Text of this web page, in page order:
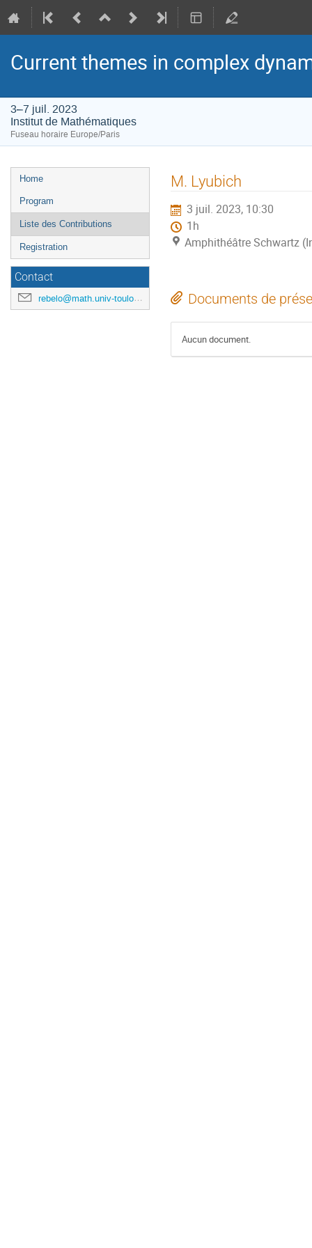
Current themes in complex
3–7 juil. 2023
Institut de Mathématiques
Fuseau horaire Europe/Paris
Menu
de
l'événement
Home
Program
Liste des Contributions
Registration
Contact
rebelo@math.univ-toulouse.fr
M. Lyubich
3 juil. 2023, 10:30
1h
Amphithéâtre Schwartz
Documents de
Aucun document.